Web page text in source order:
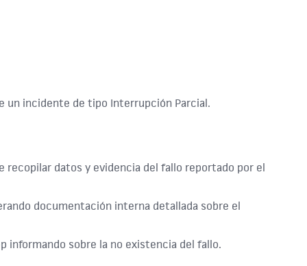
un incidente de tipo Interrupción Parcial.
datos y evidencia del fallo reportado por el
documentación interna detallada sobre el
informando sobre la no existencia del fallo.